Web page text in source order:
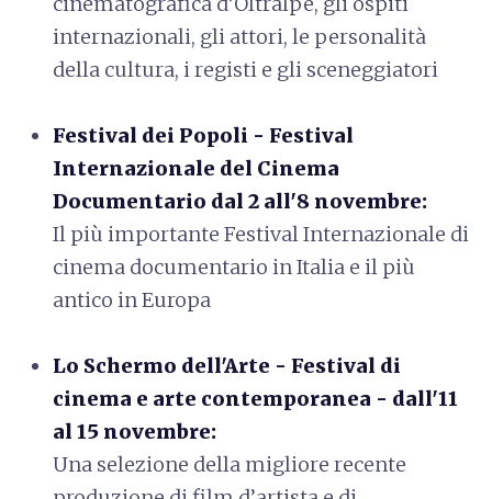
internazionali, gli attori, le personalità
della cultura, i registi e gli sceneggiatori
Festival dei Popoli - Festival
Internazionale del Cinema
Documentario dal 2 all'8 novembre:
Il più importante Festival Internazionale di
cinema documentario in Italia e il più
antico in Europa
Lo Schermo dell'Arte - Festival di
cinema e arte contemporanea - dall'11
al 15 novembre:
Una selezione della migliore recente